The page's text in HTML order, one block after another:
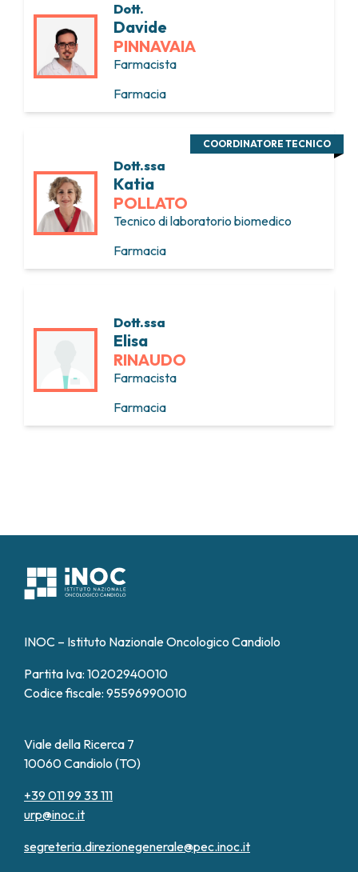
Dott.
Davide
PINNAVAIA
Farmacista
Farmacia
Dott.ssa
Katia
POLLATO
Tecnico di laboratorio biomedico
Farmacia
COORDINATORE TECNICO
Dott.ssa
Elisa
RINAUDO
Farmacista
Farmacia
INOC – Istituto Nazionale Oncologico Candiolo
Partita Iva: 10202940010
Codice fiscale: 95596990010
Viale della Ricerca 7
10060 Candiolo (TO)
+39 011 99 33 111
urp@inoc.it
segreteria.direzionegenerale@pec.inoc.it